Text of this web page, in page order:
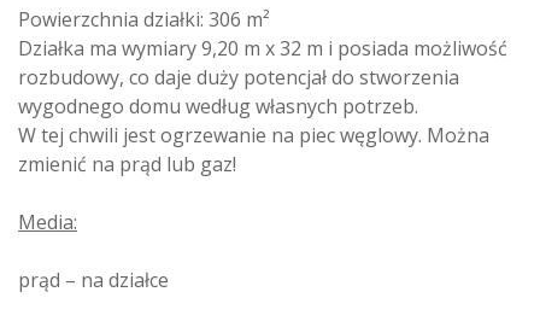
Powierzchnia działki: 306 m²
Działka ma wymiary 9,20 m x 32 m i posiada możliwość
rozbudowy, co daje duży potencjał do stworzenia
wygodnego domu według własnych potrzeb.
W tej chwili jest ogrzewanie na piec węglowy. Można
zmienić na prąd lub gaz!
Media:
prąd – na działce